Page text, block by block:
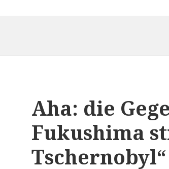
Aha: die
Fukushima
Tschernobyl“